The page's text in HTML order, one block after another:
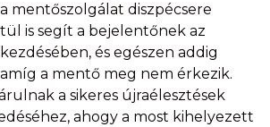
mentőszolgálat diszpécsere
is segít a bejelentőnek az
és egészen addig
a mentő meg nem érkezik.
a sikeres újraélesztések
ahogy a most kihelyezett